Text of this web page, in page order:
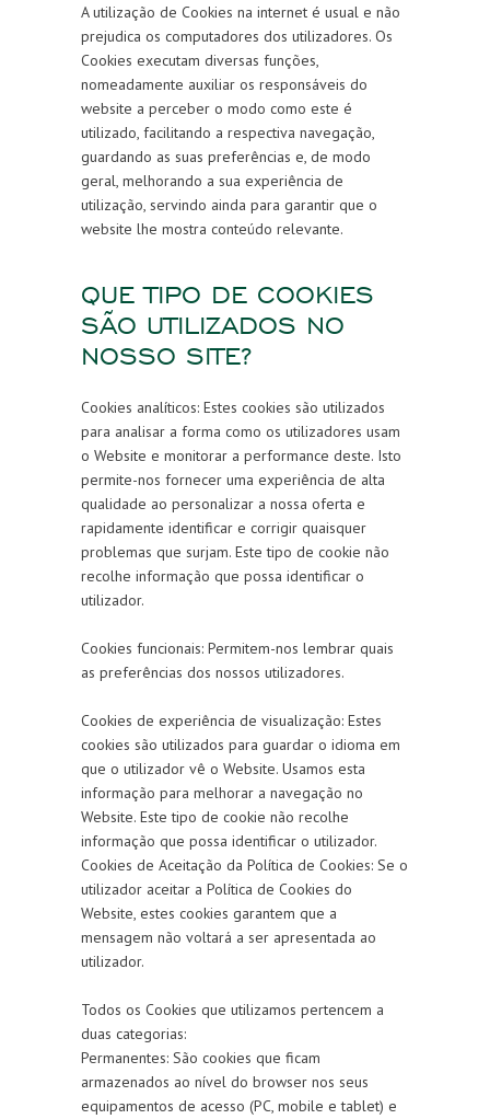
A utilização de Cookies na internet é usual e não
prejudica os computadores dos utilizadores. Os
Cookies executam diversas funções,
nomeadamente auxiliar os responsáveis do
website a perceber o modo como este é
utilizado, facilitando a respectiva navegação,
guardando as suas preferências e, de modo
geral, melhorando a sua experiência de
utilização, servindo ainda para garantir que o
website lhe mostra conteúdo relevante.
QUE TIPO DE COOKIES
SÃO UTILIZADOS NO
NOSSO SITE?
Cookies analíticos: Estes cookies são utilizados
para analisar a forma como os utilizadores usam
o Website e monitorar a performance deste. Isto
permite-nos fornecer uma experiência de alta
qualidade ao personalizar a nossa oferta e
rapidamente identificar e corrigir quaisquer
problemas que surjam. Este tipo de cookie não
recolhe informação que possa identificar o
utilizador.
Cookies funcionais: Permitem-nos lembrar quais
as preferências dos nossos utilizadores.
Cookies de experiência de visualização: Estes
cookies são utilizados para guardar o idioma em
que o utilizador vê o Website. Usamos esta
informação para melhorar a navegação no
Website. Este tipo de cookie não recolhe
informação que possa identificar o utilizador.
Cookies de Aceitação da Política de Cookies: Se o
utilizador aceitar a Política de Cookies do
Website, estes cookies garantem que a
mensagem não voltará a ser apresentada ao
utilizador.
Todos os Cookies que utilizamos pertencem a
duas categorias:
Permanentes: São cookies que ficam
armazenados ao nível do browser nos seus
equipamentos de acesso (PC, mobile e tablet) e